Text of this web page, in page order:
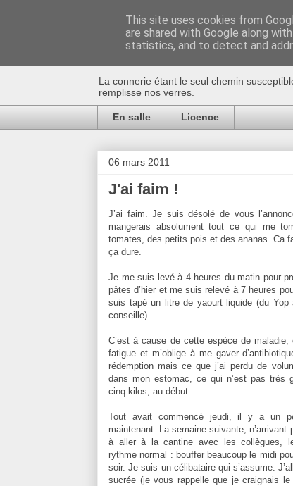
Au bistro !
La connerie étant le seul chemin
remplisse nos verres.
En salle Licence
06 mars 2011
J'ai faim !
J’ai faim. Je suis désolé de vous
mangerais absolument tout ce qui me
tomates, des petits pois et des ananas. Ca
ça dure.
Je me suis levé à 4 heures du matin pour
pâtes d’hier et me suis relevé à 7 heures
suis tapé un litre de yaourt liquide (du
conseille).
C’est à cause de cette espèce de
fatigue et m’oblige à me gaver
rédemption mais ce que j’ai perdu de
dans mon estomac, ce qui n’est pas très
cinq kilos, au début.
Tout avait commencé jeudi, il y a un
maintenant. La semaine suivante, n’arrivant
à aller à la cantine avec les collègues,
rythme normal : bouffer beaucoup le midi
soir. Je suis un célibataire qui s’assume.
sucrée (je vous rappelle que je craignais
This site uses cookies from
are shared with Google along
statistics, and to detect and